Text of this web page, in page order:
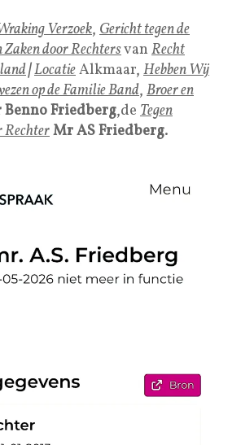
Verzoek, Gericht tegen de
door Rechtersvan Recht
|LocatieAlkmaar, Hebben Wij
op de Familie Band, Broer en
Friedberg,de Tegen
RechterMr AS Friedberg.